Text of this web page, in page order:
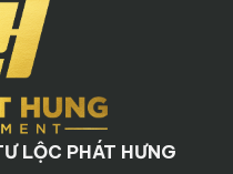
LỘC PHÁT HƯNG